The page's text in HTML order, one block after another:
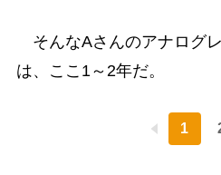
そんなAさんのアナログ
は、ここ1～2年だ。
1